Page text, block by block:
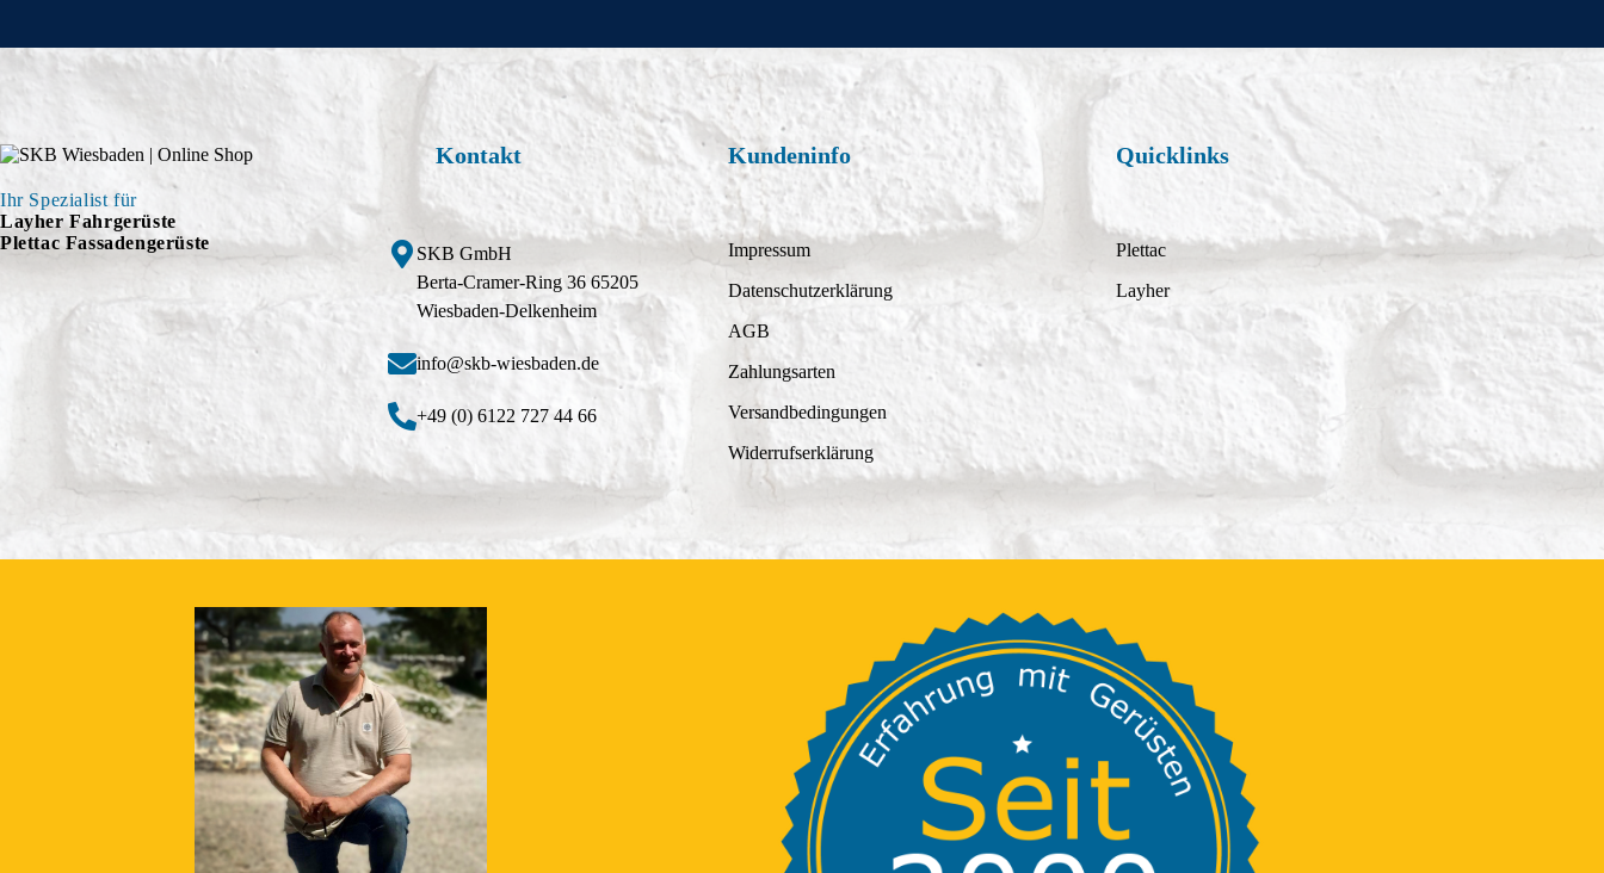
Ihr Spezialist für
Layher Fahrgerüste
Plettac Fassadengerüste
Kontakt
SKB GmbH
Berta-Cramer-Ring 36 65205
Wiesbaden-Delkenheim
info@skb-wiesbaden.de
+49 (0) 6122 727 44 66
Kundeninfo
Impressum
Datenschutzerklärung
AGB
Zahlungsarten
Versandbedingungen
Widerrufserklärung
Quicklinks
Plettac
Layher